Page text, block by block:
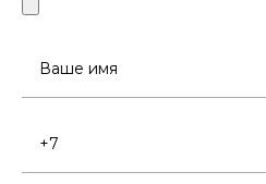
Ваше
имя
Номер
телефона